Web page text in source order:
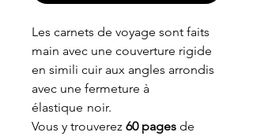
Les carnets de voyage sont faits
main avec une couverture rigide
en simili cuir aux angles arrondis
avec une fermeture à
élastique noir.
Vous y trouverez 60 pages de